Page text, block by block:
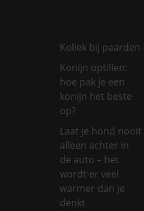
Koliek bij paarden
Konijn optillen:
hoe pak je een
konijn het beste
op?
Laat je hond nooit
alleen achter in
de auto – het
wordt er veel
warmer dan je
denkt